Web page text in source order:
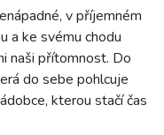
v příjemném
a ke svému chodu
naši přítomnost. Do
do sebe pohlcuje
kterou stačí čas